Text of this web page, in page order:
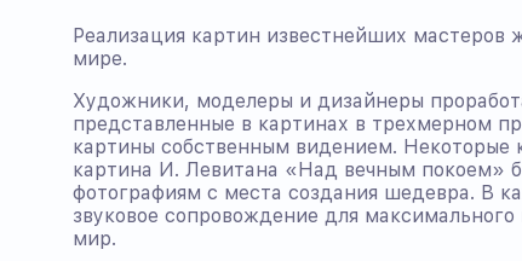
Реализация картин известнейших мастеров
мире.
Художники, моделеры и дизайнеры
представленные в картинах в трехмерном
картины собственным видением. Некоторые
картина И. Левитана «Над вечным покоем»
фотографиям с места создания шедевра. В
звуковое сопровождение для
мир.